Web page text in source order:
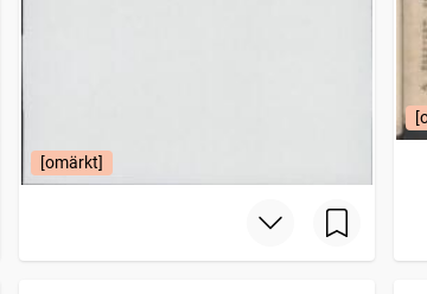
[omärkt]